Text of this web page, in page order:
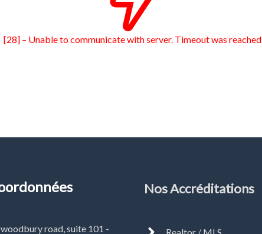
[28] – Unable to communicate with server. Timeout was reached
road, suite 101 -
Nos Accréditations
Realtor / MLS